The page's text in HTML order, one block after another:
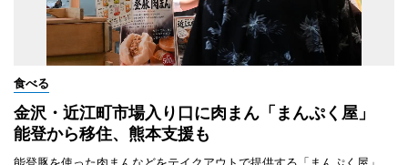
食べる
金沢・近江町市場入り口に肉まん「まんぷく屋」
能登から移住、熊本支援も
能登豚を使った肉まんなどをテイクアウトで提供する「まんぷく屋」